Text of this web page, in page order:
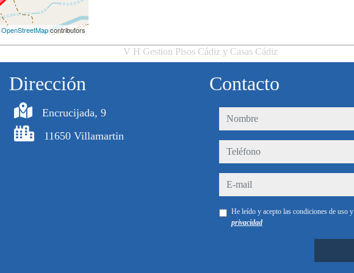
OpenStreetMapcontributors
V H Gestion Pisos Cádiz y Casas Cádiz
Dirección
Encrucijada, 9
11650 Villamartin
Contacto
nombre
teléfono
e-mail
He leído y acepto las condiciones de uso y
privacidad